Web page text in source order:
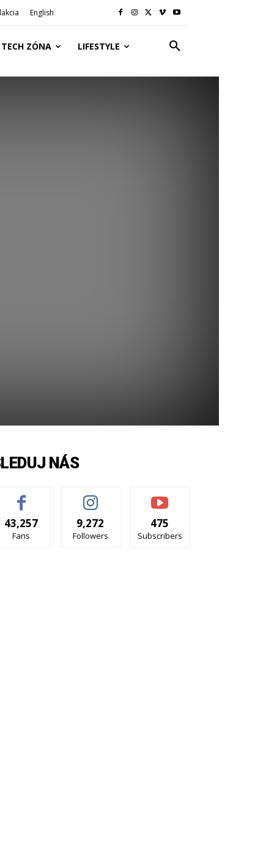
English
TECH ZÓNA LIFESTYLE
NÁS
43,257
Fans
9,272
Followers
475
Subscribers